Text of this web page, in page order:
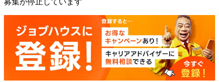
募集が停止しています